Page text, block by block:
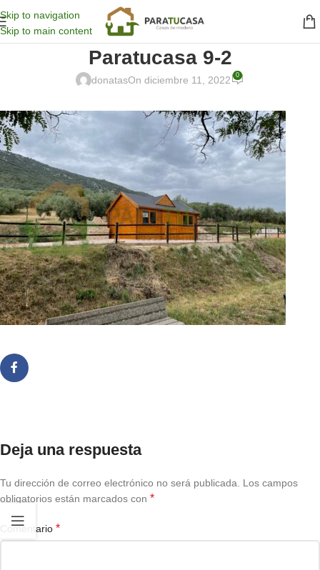
Skip to navigation
Skip to main content
Paratucasa 9-2
donatasOn diciembre 11, 2022 0
Deja una respuesta
Tu dirección de correo electrónico no será publicada.
Los campos
obligatorios están marcados con *
Comentario *